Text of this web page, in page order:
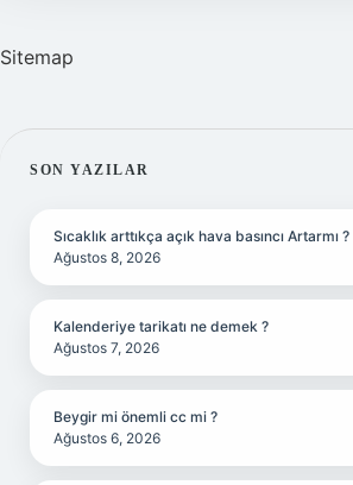
Sitemap
SIDEBAR
SON YAZILAR
Sıcaklık arttıkça açık hava basıncı Artarmı ?
Ağustos 8, 2026
Kalenderiye tarikatı ne demek ?
Ağustos 7, 2026
Beygir mi önemli cc mi ?
Ağustos 6, 2026